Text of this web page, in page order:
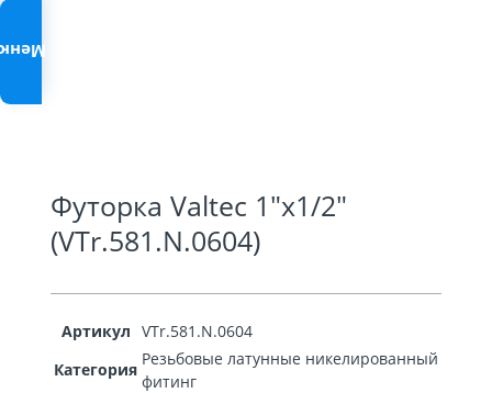
Футорка Valtec 1″х1/2″
(VTr.581.N.0604)
Артикул VTr.581.N.0604
Категория
Резьбовые латунные никелированный
фитинг